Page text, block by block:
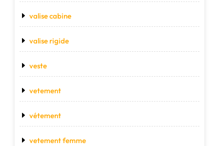
valise cabine
valise rigide
veste
vetement
vétement
vetement femme